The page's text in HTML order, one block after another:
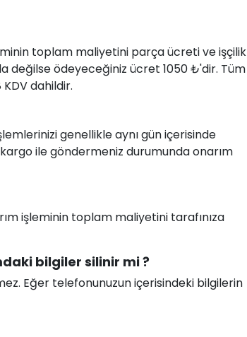
toplam maliyetini parça ücreti ve işçilik
değilse ödeyeceğiniz ücret 1050 ₺'dir. Tüm
dahildir.
genellikle aynı gün içerisinde
kargo ile göndermeniz durumunda onarım
işleminin toplam maliyetini tarafınıza
bilgiler silinir mi ?
Eğer telefonunuzun içerisindeki bilgilerin